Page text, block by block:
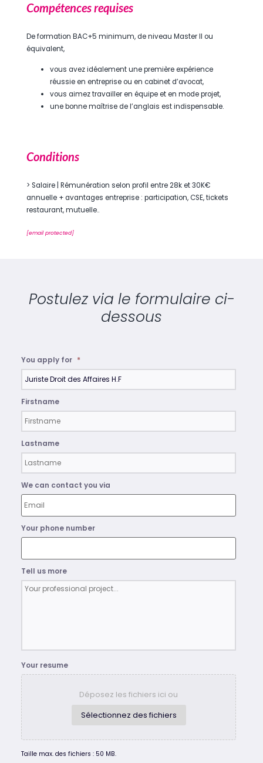
Postulez via le formulaire ci-
dessous
You apply for *
Firstname
Lastname
We can contact you via
Your phone number
Tell us more
Your resume
Déposez les fichiers ici ou
Sélectionnez des fichiers
Taille max. des fichiers : 50 MB.
Compétences requises
De formation BAC+5 minimum, de niveau Master II ou
équivalent,
vous avez idéalement une première expérience
réussie en entreprise ou en cabinet d’avocat,
vous aimez travailler en équipe et en mode projet,
une bonne maîtrise de l’anglais est indispensable.
Conditions
> Salaire | Rémunération selon profil entre 28k et 30K€
annuelle + avantages entreprise : participation, CSE, tickets
restaurant, mutuelle..
[email protected]